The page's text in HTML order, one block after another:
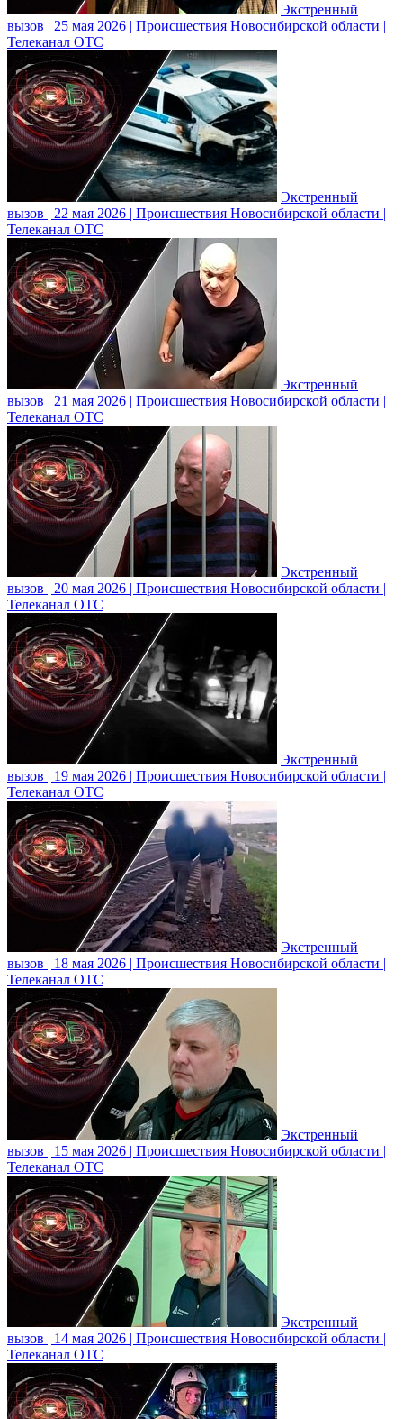
Экстренный
вызов | 25 мая 2026 | Происшествия Новосибирской области |
Телеканал ОТС
Экстренный
вызов | 22 мая 2026 | Происшествия Новосибирской области |
Телеканал ОТС
Экстренный
вызов | 21 мая 2026 | Происшествия Новосибирской области |
Телеканал ОТС
Экстренный
вызов | 20 мая 2026 | Происшествия Новосибирской области |
Телеканал ОТС
Экстренный
вызов | 19 мая 2026 | Происшествия Новосибирской области |
Телеканал ОТС
Экстренный
вызов | 18 мая 2026 | Происшествия Новосибирской области |
Телеканал ОТС
Экстренный
вызов | 15 мая 2026 | Происшествия Новосибирской области |
Телеканал ОТС
Экстренный
вызов | 14 мая 2026 | Происшествия Новосибирской области |
Телеканал ОТС